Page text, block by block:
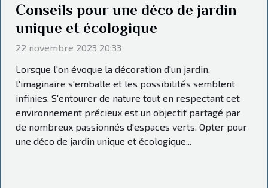
Conseils pour une déco de jardin
unique et écologique
22 novembre 2023 20:33
Lorsque l'on évoque la décoration d'un jardin,
l'imaginaire s'emballe et les possibilités semblent
infinies. S'entourer de nature tout en respectant cet
environnement précieux est un objectif partagé par
de nombreux passionnés d'espaces verts. Opter pour
une déco de jardin unique et écologique...